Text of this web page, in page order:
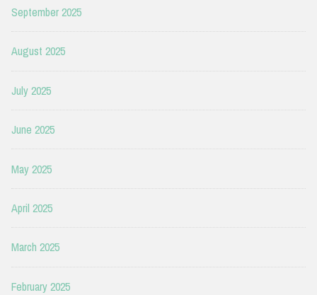
September 2025
August 2025
July 2025
June 2025
May 2025
April 2025
March 2025
February 2025